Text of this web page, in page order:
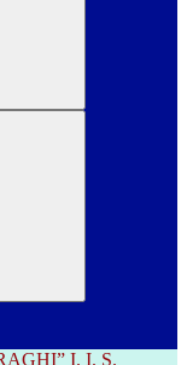
I. I. S.